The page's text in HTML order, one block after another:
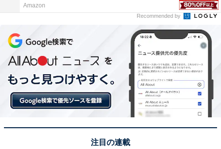
Amazon
Recommended by
注目の連載